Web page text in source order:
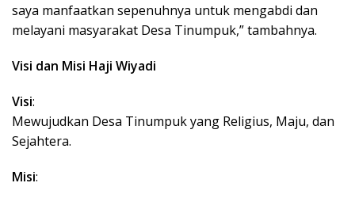
saya manfaatkan sepenuhnya untuk mengabdi dan
melayani masyarakat Desa Tinumpuk,” tambahnya.
Visi dan Misi Haji Wiyadi
Visi:
Mewujudkan Desa Tinumpuk yang Religius, Maju, dan
Sejahtera.
Misi: